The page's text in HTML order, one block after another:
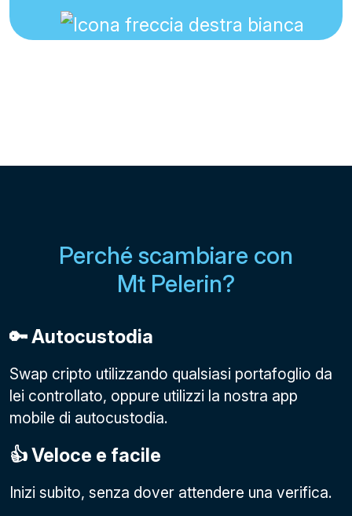
Perché scambiare con
Mt Pelerin?
🔑 Autocustodia
Swap cripto utilizzando qualsiasi portafoglio da
lei controllato, oppure utilizzi la nostra app
mobile di autocustodia.
👍 Veloce e facile
Inizi subito, senza dover attendere una verifica.